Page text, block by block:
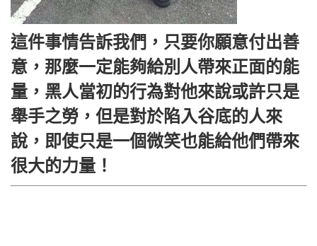
這件事情告訴我們，只要你願意付出善
意，那麼一定能夠給別人帶來正面的能
量，黑人當初的行為對他來說或許只是
舉手之勞，但是對於陷入谷底的人來
說，即使只是一個微笑也能給他們帶來
很大的力量！